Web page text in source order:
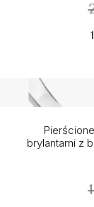
brylantami z